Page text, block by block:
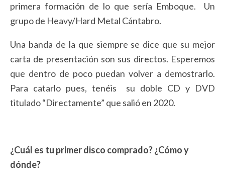
primera formación de lo que sería Emboque. Un
grupo de Heavy/Hard Metal Cántabro.
Una banda de la que siempre se dice que su mejor
carta de presentación son sus directos. Esperemos
que dentro de poco puedan volver a demostrarlo.
Para catarlo pues, tenéis su doble CD y DVD
titulado “Directamente” que salió en 2020.
¿Cuál es tu primer disco comprado? ¿Cómo y
dónde?